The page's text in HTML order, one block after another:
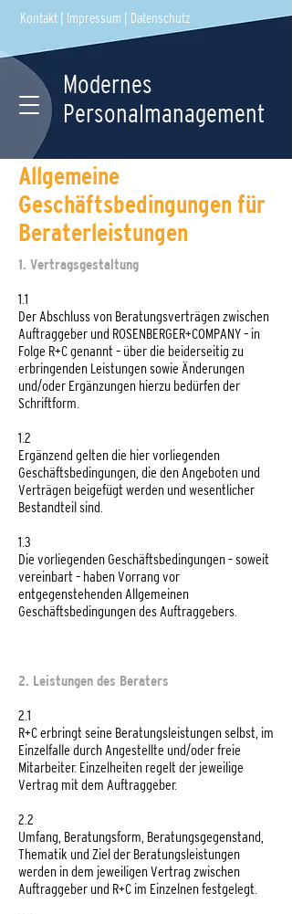
Kontakt Impressum Datenschutz
Modernes
Personalmanagement
Allgemeine
Geschäftsbedingungen für
Beraterleistungen
1. Vertragsgestaltung
1.1
Der Abschluss von Beratungsverträgen zwischen
Auftraggeber und ROSENBERGER+COMPANY – in
Folge R+C genannt – über die beiderseitig zu
erbringenden Leistungen sowie Änderungen
und/oder Ergänzungen hierzu bedürfen der
Schriftform.
1.2
Ergänzend gelten die hier vorliegenden
Geschäftsbedingungen, die den Angeboten und
Verträgen beigefügt werden und wesentlicher
Bestandteil sind.
1.3
Die vorliegenden Geschäftsbedingungen – soweit
vereinbart – haben Vorrang vor
entgegenstehenden Allgemeinen
Geschäftsbedingungen des Auftraggebers.
2. Leistungen des Beraters
2.1
R+C erbringt seine Beratungsleistungen selbst, im
Einzelfalle durch Angestellte und/oder freie
Mitarbeiter. Einzelheiten regelt der jeweilige
Vertrag mit dem Auftraggeber.
2.2
Umfang, Beratungsform, Beratungsgegenstand,
Thematik und Ziel der Beratungsleistungen
werden in dem jeweiligen Vertrag zwischen
Auftraggeber und R+C im Einzelnen festgelegt.